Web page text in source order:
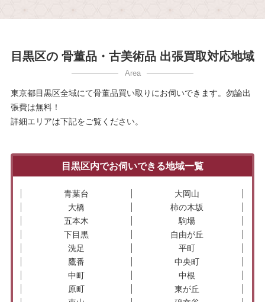
目黒区の 骨董品・古美術品 出張買取対応地域
東京都目黒区全域にて骨董品買い取りにお伺いできます。勿論出
張費は無料！
詳細エリアは下記をご覧ください。
目黒区内でお伺いできる地域一覧
青葉台
大岡山
大橋
柿の木坂
五本木
駒場
下目黒
自由が丘
洗足
平町
鷹番
中央町
中町
中根
原町
東が丘